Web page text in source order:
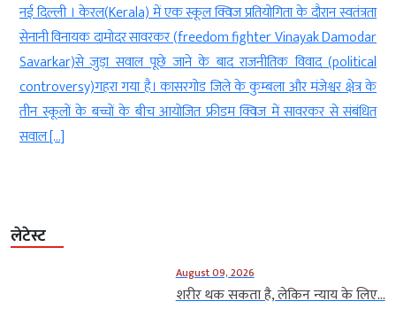
बारामती। पुणे के पास बारामती में एक बार फिर ट्रेनिंग विमान हादसे का मामला
सामने आया है। बारामती एयरपोर्ट के पास एक प्रशिक्षण विमान दुर्घटनाग्रस्त हो
गया। राहत की बात यह रही कि विमान में सवार ट्रेनी पायलट सुरक्षित बच गया।
जानकारी के मुताबिक रविवार दोपहर ट्रेनिंग उड़ान के दौरान यह विमान एयरपोर्ट
परिसर में […]
लेटेस्ट
August 09, 2026
शरीर थक सकता है, लेकिन न्याय के लिए...